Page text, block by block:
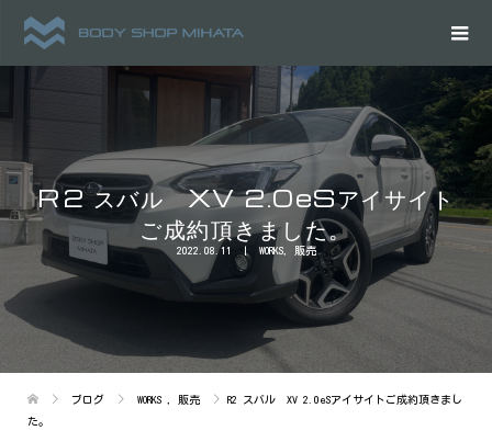
R2 スバル XV 2.0eSアイサイト
ご成約頂きました。
2022.08.11 WORKS, 販売
ブログ WORKS 販売 R2 スバル XV 2.0eSアイサイトご成約頂きまし
た。